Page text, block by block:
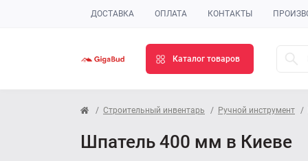
ДОСТАВКА ОПЛАТА КОНТАКТЫ
Каталог товаров
Строительный инвентарь Ручной инструмент
Шпатель 400 мм в Киеве